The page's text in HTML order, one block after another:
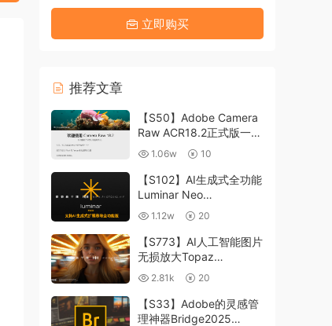
立即购买
推荐文章
【S50】Adobe Camera
Raw ACR18.2正式版一键
升级包 ACR最新升级包
支持WIN和MAC
1.06w 10
【S102】AI生成式全功能
Luminar Neo
1.24.4(x64)超强修图插件
中文版WIN+MAC含400
个预设
1.12w 20
【S773】AI人工智能图片
无损放大Topaz
Gigapixel AI 8.4.0.1b照
片模糊清晰 PS插件+独立
版 WIN/MAC
2.81k 20
【S33】Adobe的灵感管
理神器Bridge2025